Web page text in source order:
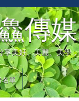
傳媒
美好、美麗、美學
名單